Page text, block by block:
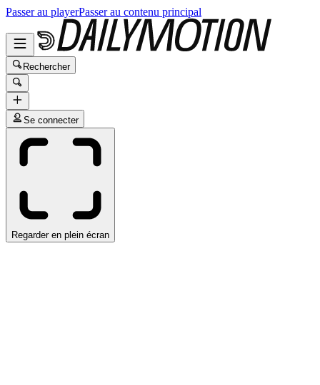
Passer au playerPasser au contenu principal
Rechercher
Se connecter
Regarder en plein écran